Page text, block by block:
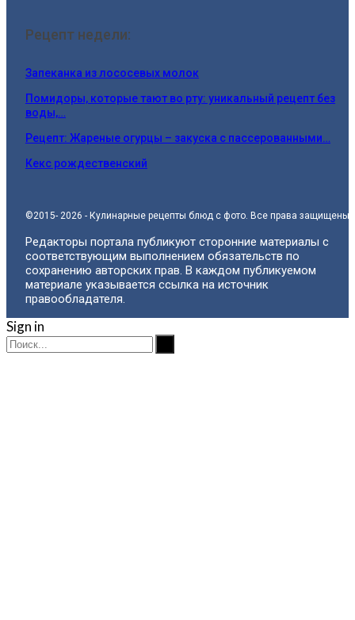
Рецепт недели:
Запеканка из лососевых молок
Помидоры, которые тают во рту: уникальный рецепт без
воды,…
Рецепт: Жареные огурцы – закуска с пассерованными…
Кекс рождественский
©2015- 2026 - Кулинарные рецепты блюд с фото. Все права защищены.
Редакторы портала публикуют сторонние материалы с
соответствующим выполнением обязательств по
сохранению авторских прав. В каждом публикуемом
материале указывается ссылка на источник
правообладателя.
Sign in